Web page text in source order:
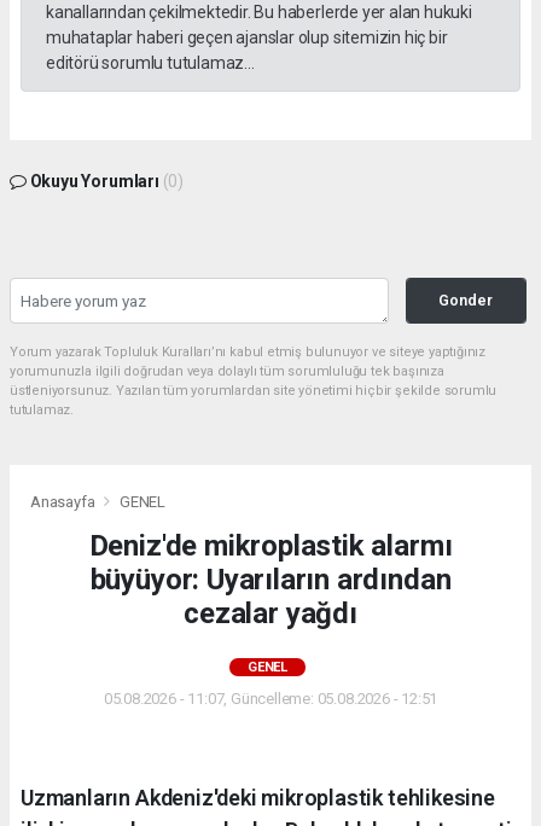
kanallarından çekilmektedir. Bu haberlerde yer alan hukuki
muhataplar haberi geçen ajanslar olup sitemizin hiç bir
editörü sorumlu tutulamaz...
Okuyu Yorumları (0)
Gonder
Yorum yazarak Topluluk Kuralları’nı kabul etmiş bulunuyor ve siteye yaptığınız
yorumunuzla ilgili doğrudan veya dolaylı tüm sorumluluğu tek başınıza
üstleniyorsunuz. Yazılan tüm yorumlardan site yönetimi hiçbir şekilde sorumlu
tutulamaz.
Anasayfa GENEL
Deniz'de mikroplastik alarmı
büyüyor: Uyarıların ardından
cezalar yağdı
GENEL
05.08.2026 - 11:07, Güncelleme: 05.08.2026 - 12:51
Uzmanların Akdeniz'deki mikroplastik tehlikesine